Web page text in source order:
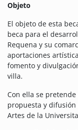
Objeto
El objeto de esta
beca para el
Requena y su
aportaciones
fomento y
villa.
Con ella se
propuesta y difusión
Artes de la